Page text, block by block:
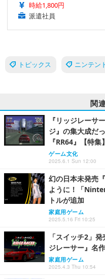
時給1,800円
派遣社員
トピックス ニンテン
関
『リッジレーサ
ジ』の集大成だ
『RR64』【特集】
ゲーム文化
2025.6.1 Sun 12:00
幻の日本未発売
ように！「
トルが追加
家庭用ゲーム
2025.5.16 Fri 10:25
「スイッチ2」
ジレーサー』名
家庭用ゲーム
2025.4.3 Thu 10:54